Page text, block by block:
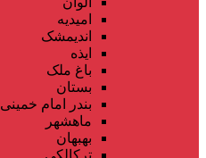
امیدیه
اندیمشک
ایذه
باغ ملک
بستان
بندر امام خمینی
ماهشهر
بهبهان
ترکالکی